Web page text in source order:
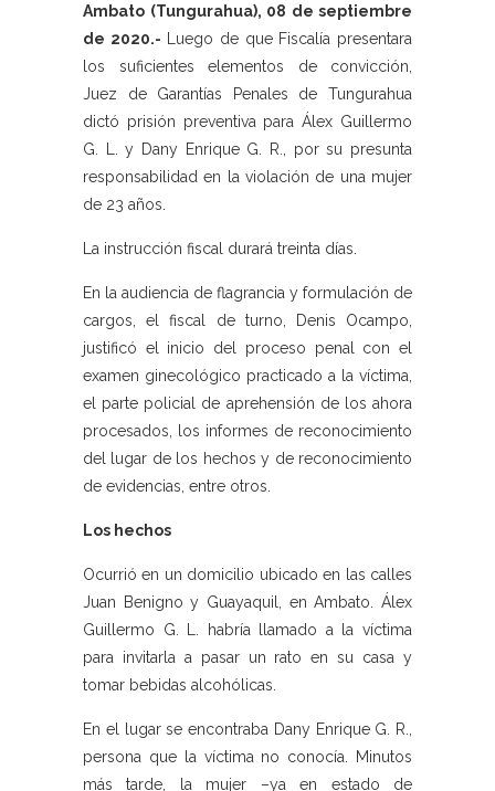
Ambato (Tungurahua), 08 de septiembre
de 2020.- Luego de que Fiscalía presentara
los suficientes elementos de convicción,
Juez de Garantías Penales de Tungurahua
dictó prisión preventiva para Álex Guillermo
G. L. y Dany Enrique G. R., por su presunta
responsabilidad en la violación de una mujer
de 23 años.
La instrucción fiscal durará treinta días.
En la audiencia de flagrancia y formulación de
cargos, el fiscal de turno, Denis Ocampo,
justificó el inicio del proceso penal con el
examen ginecológico practicado a la víctima,
el parte policial de aprehensión de los ahora
procesados, los informes de reconocimiento
del lugar de los hechos y de reconocimiento
de evidencias, entre otros.
Los hechos
Ocurrió en un domicilio ubicado en las calles
Juan Benigno y Guayaquil, en Ambato. Álex
Guillermo G. L. habría llamado a la víctima
para invitarla a pasar un rato en su casa y
tomar bebidas alcohólicas.
En el lugar se encontraba Dany Enrique G. R.,
persona que la víctima no conocía. Minutos
más tarde, la mujer –ya en estado de